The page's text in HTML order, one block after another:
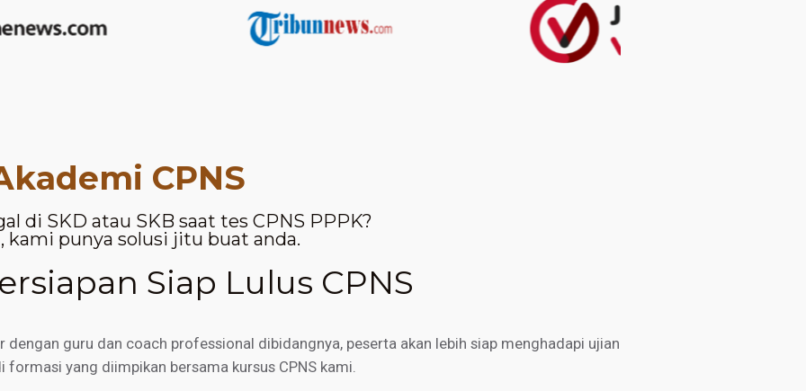
CPNS
di SKD atau SKB saat tes CPNS PPPK?
kami punya solusi jitu buat anda.
Siap Lulus CPNS
guru dan coach professional dibidangnya, peserta akan lebih siap menghadapi ujian
formasi yang diimpikan bersama kursus CPNS kami.